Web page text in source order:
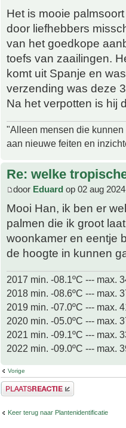
Het is mooie
door liefhebbers
van het goedkope
toefs van zaailingen.
komt uit Spanje en
verzending was deze
Na het verpotten is hij
"Alleen mensen die
aan nieuwe feiten en
Re: welke
door Eduard op 02 aug
Mooi Han, ik ben er
palmen die ik groot
woonkamer en eentje
de hoogte in kunnen
2017 min. -08.1ºC --- max.
2018 min. -08.6ºC --- max.
2019 min. -07.0ºC --- max.
2020 min. -05.0ºC --- max.
2021 min. -09.1ºC --- max.
2022 min. -09.0ºC --- max.
Vorige
Plaats een reactie
Keer terug naar Plantenidentificatie